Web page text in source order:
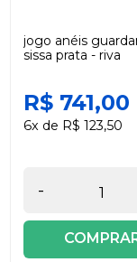
jogo anéis
sissa prata - riva
R$ 741,00
6x de R$ 123,50
-